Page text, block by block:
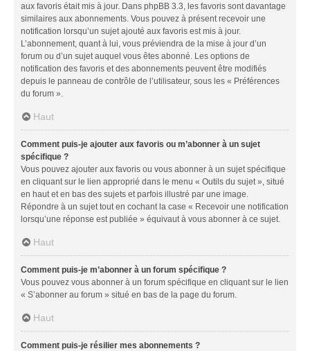
aux favoris était mis à jour. Dans phpBB 3.3, les favoris sont davantage
similaires aux abonnements. Vous pouvez à présent recevoir une
notification lorsqu’un sujet ajouté aux favoris est mis à jour.
L’abonnement, quant à lui, vous préviendra de la mise à jour d’un
forum ou d’un sujet auquel vous êtes abonné. Les options de
notification des favoris et des abonnements peuvent être modifiés
depuis le panneau de contrôle de l’utilisateur, sous les « Préférences
du forum ».
Haut
Comment puis-je ajouter aux favoris ou m’abonner à un sujet
spécifique ?
Vous pouvez ajouter aux favoris ou vous abonner à un sujet spécifique
en cliquant sur le lien approprié dans le menu « Outils du sujet », situé
en haut et en bas des sujets et parfois illustré par une image.
Répondre à un sujet tout en cochant la case « Recevoir une notification
lorsqu’une réponse est publiée » équivaut à vous abonner à ce sujet.
Haut
Comment puis-je m’abonner à un forum spécifique ?
Vous pouvez vous abonner à un forum spécifique en cliquant sur le lien
« S’abonner au forum » situé en bas de la page du forum.
Haut
Comment puis-je résilier mes abonnements ?